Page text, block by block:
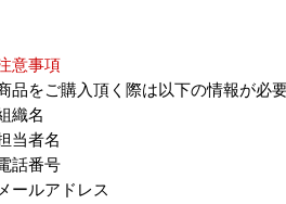
意事項
品をご購入頂く際は以下の情報が必
織名
当者名
話番号
ールアドレス